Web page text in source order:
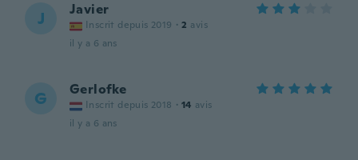
J Javier
Inscrit depuis 2019 · 2 avis
il y a 6 ans
G Gerlofke
Inscrit depuis 2018 · 14 avis
il y a 6 ans